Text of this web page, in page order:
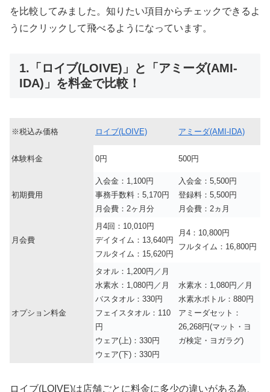
を比較してみました。知りたい項目からチェックできるよ
うにクリックして飛べるようになっています。
1.「ロイブ(LOIVE)」と「アミーダ(AMI-
IDA)」を料金で比較！
※税込み価格 ロイブ(LOIVE) アミーダ(AMI-IDA)
体験料金 0円 500円
初期費用
入会金：1,100円
事務手数料：5,170円
月会費：2ヶ月分
入会金：5,500円
登録料：5,500円
月会費：2ヵ月
月会費
月4回：10,010円
デイタイム：13,640円
フルタイム：15,620円
月4：10,800円
フルタイム：16,800円
オプション料金
タオル：1,200円／月
水素水：1,080円／月
バスタオル：330円
フェイスタオル：110
円
ウェア(上)：330円
ウェア(下)：330円
水素水：1,080円／月
水素水ボトル：880円
アミーダセット：
26,268円(マット・ヨ
ガ検定・ヨガラグ)
ロイブ(LOIVE)は店舗ごとに料金に多少の違いがある為、